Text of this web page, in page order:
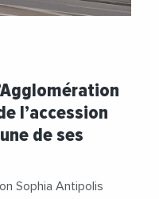
l’accession
de ses
Sophia Antipolis